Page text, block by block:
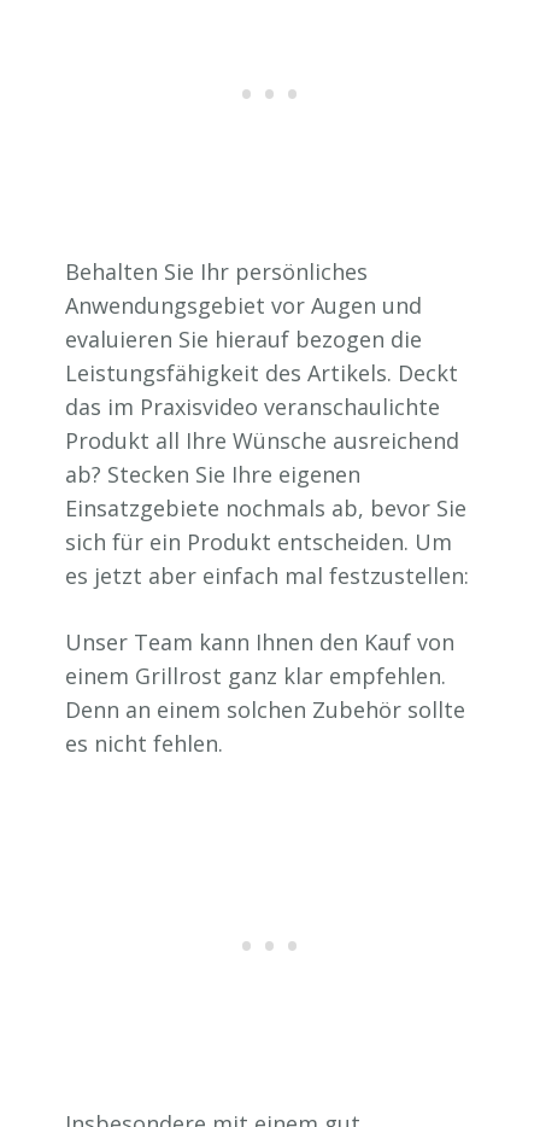
Behalten Sie Ihr persönliches
Anwendungsgebiet vor Augen und
evaluieren Sie hierauf bezogen die
Leistungsfähigkeit des Artikels. Deckt
das im Praxisvideo veranschaulichte
Produkt all Ihre Wünsche ausreichend
ab? Stecken Sie Ihre eigenen
Einsatzgebiete nochmals ab, bevor Sie
sich für ein Produkt entscheiden. Um
es jetzt aber einfach mal festzustellen:
Unser Team kann Ihnen den Kauf von
einem Grillrost ganz klar empfehlen.
Denn an einem solchen Zubehör sollte
es nicht fehlen.